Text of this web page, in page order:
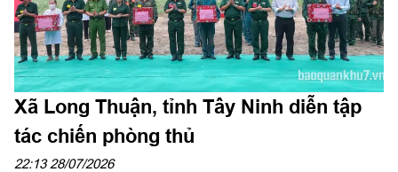
Xã Long Thuận, tỉnh Tây Ninh diễn tập
tác chiến phòng thủ
22:13 28/07/2026